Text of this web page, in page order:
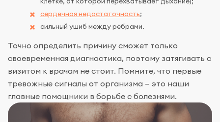
сердечная недостаточность;
сильный ушиб между рёбрами.
Точно определить причину сможет только
своевременная диагностика, поэтому затягивать с
визитом к врачам не стоит. Помните, что первые
тревожные сигналы от организма – это наши
главные помощники в борьбе с болезнями.